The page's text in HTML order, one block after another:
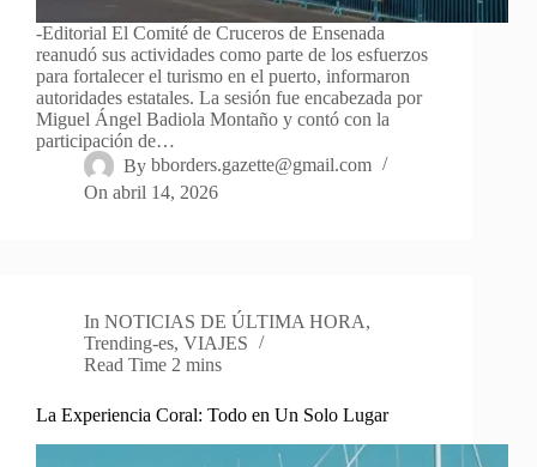
-Editorial El Comité de Cruceros de Ensenada
reanudó sus actividades como parte de los esfuerzos
para fortalecer el turismo en el puerto, informaron
autoridades estatales. La sesión fue encabezada por
Miguel Ángel Badiola Montaño y contó con la
participación de…
By bborders.gazette@gmail.com
On abril 14, 2026
In NOTICIAS DE ÚLTIMA HORA,
Trending-es, VIAJES
Read Time 2 mins
La Experiencia Coral: Todo en Un Solo Lugar